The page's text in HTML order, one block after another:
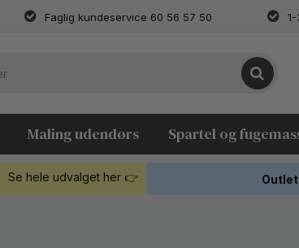
Faglig kundeservice 60 56 57 50
Maling udendørs Spartel og
Se hele udvalget her 👉